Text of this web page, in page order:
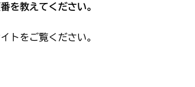
を教えてください。
トをご覧ください。